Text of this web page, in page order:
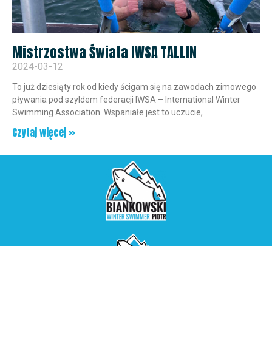
Mistrzostwa Świata IWSA TALLIN
2024-03-12
To już dziesiąty rok od kiedy ścigam się na zawodach zimowego
pływania pod szyldem federacji IWSA – International Winter
Swimming Association. Wspaniałe jest to uczucie,
Czytaj więcej »